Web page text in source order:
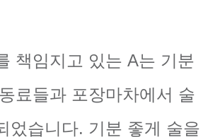
책임지고 있는 A는 기분
동료들과 포장마차에서 술
었습니다. 기분 좋게 술을